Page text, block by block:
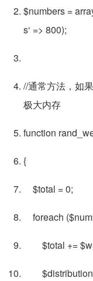
$numbers =
s‘ => 800);
//通常方法，如
极大内存
function
{
$total = 0;
foreach
$total +=